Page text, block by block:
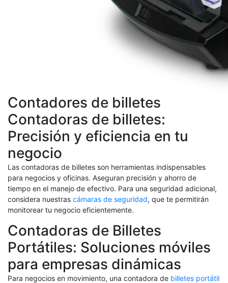
Contadores de billetes
Contadoras de billetes:
Precisión y eficiencia en tu
negocio
Las contadoras de billetes son herramientas indispensables
para negocios y oficinas. Aseguran precisión y ahorro de
tiempo en el manejo de efectivo. Para una seguridad adicional,
considera nuestras cámaras de seguridad, que te permitirán
monitorear tu negocio eficientemente.
Contadoras de Billetes
Portátiles: Soluciones móviles
para empresas dinámicas
Para negocios en movimiento, una contadora de billetes portátil